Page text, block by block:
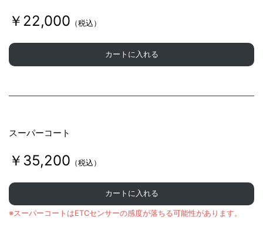
￥22,000 （税込）
カートに入れる
スーパーコート
￥35,200 （税込）
カートに入れる
※スーパーコートはETCセンサーの感度が落ちる可能性があります。